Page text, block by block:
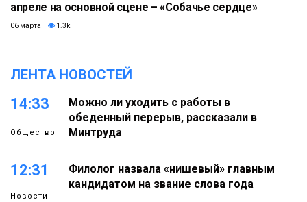
апреле на основной сцене – «Собачье сердце»
06 марта 1.3k
ЛЕНТА НОВОСТЕЙ
14:33
Общество
Можно ли уходить с работы в
обеденный перерыв, рассказали в
Минтруда
12:31
Новости
Филолог назвала «нишевый» главным
кандидатом на звание слова года